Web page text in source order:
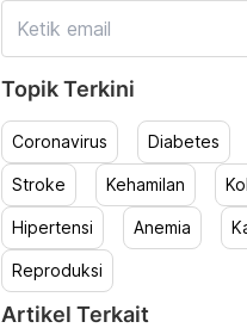
Topik Terkini
Coronavirus Diabetes
Stroke Kehamilan
Hipertensi Anemia
Reproduksi
Artikel Terkait